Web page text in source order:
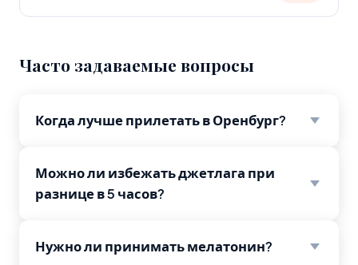
Часто задаваемые вопросы
Когда лучше прилетать в Оренбург?
Можно ли избежать джетлага при
разнице в 5 часов?
Нужно ли принимать мелатонин?